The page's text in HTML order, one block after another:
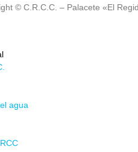
© C.R.C.C. – Palacete «El
agua